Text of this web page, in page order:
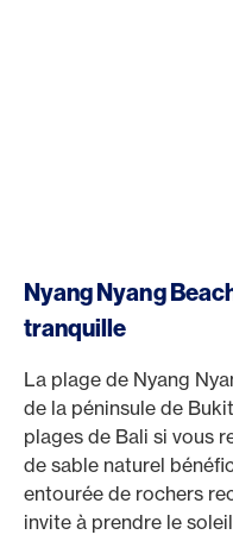
Nyang Nyang
tranquille
La plage de Nyang
de la péninsule de
plages de Bali si vous
de sable naturel
entourée de rochers
invite à prendre le